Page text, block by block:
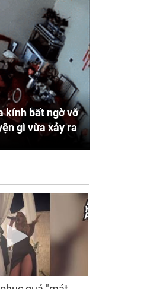
kính bất ngờ vỡ
gì vừa xảy ra